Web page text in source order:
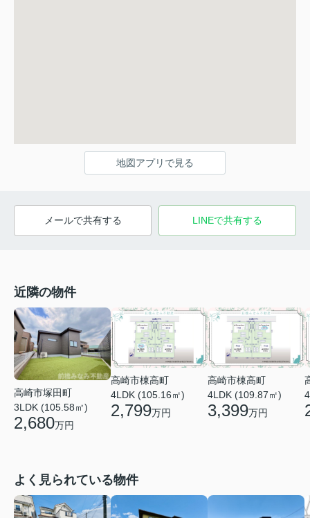
地図アプリで見る
メールで共有する LINEで共有する
近隣の物件
高崎市塚田町
3LDK (105.58㎡)
2,680万円
高崎市棟高町
4LDK (105.16㎡)
2,799万円
高崎市棟高町
4LDK (109.87㎡)
3,399万円
よく見られている物件